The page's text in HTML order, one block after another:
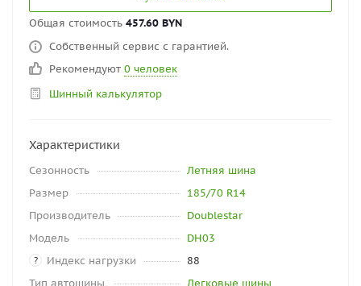
Общая стоимость 457.60 BYN
Собственный сервис с гарантией.
Рекомендуют 0 человек
Шинный калькулятор
Характеристики
Сезонность
Летняя шина
Размер
185/70 R14
Производитель
Doublestar
Модель
DH03
? Индекс нагрузки
88
Тип автошины
Легковые шины